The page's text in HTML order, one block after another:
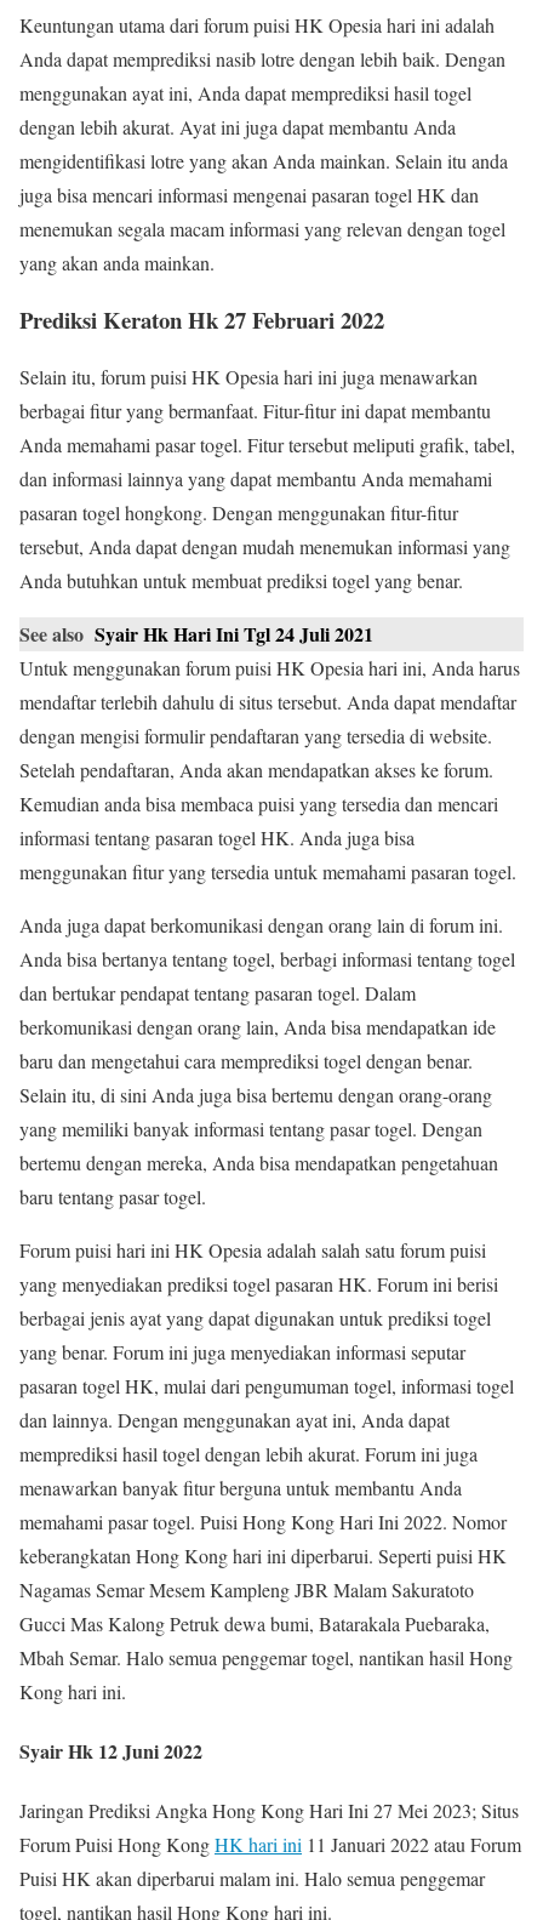
Keuntungan utama dari forum puisi HK Opesia hari ini adalah
Anda dapat memprediksi nasib lotre dengan lebih baik. Dengan
menggunakan ayat ini, Anda dapat memprediksi hasil togel
dengan lebih akurat. Ayat ini juga dapat membantu Anda
mengidentifikasi lotre yang akan Anda mainkan. Selain itu anda
juga bisa mencari informasi mengenai pasaran togel HK dan
menemukan segala macam informasi yang relevan dengan togel
yang akan anda mainkan.
Prediksi Keraton Hk 27 Februari 2022
Selain itu, forum puisi HK Opesia hari ini juga menawarkan
berbagai fitur yang bermanfaat. Fitur-fitur ini dapat membantu
Anda memahami pasar togel. Fitur tersebut meliputi grafik, tabel,
dan informasi lainnya yang dapat membantu Anda memahami
pasaran togel hongkong. Dengan menggunakan fitur-fitur
tersebut, Anda dapat dengan mudah menemukan informasi yang
Anda butuhkan untuk membuat prediksi togel yang benar.
See also Syair Hk Hari Ini Tgl 24 Juli 2021
Untuk menggunakan forum puisi HK Opesia hari ini, Anda harus
mendaftar terlebih dahulu di situs tersebut. Anda dapat mendaftar
dengan mengisi formulir pendaftaran yang tersedia di website.
Setelah pendaftaran, Anda akan mendapatkan akses ke forum.
Kemudian anda bisa membaca puisi yang tersedia dan mencari
informasi tentang pasaran togel HK. Anda juga bisa
menggunakan fitur yang tersedia untuk memahami pasaran togel.
Anda juga dapat berkomunikasi dengan orang lain di forum ini.
Anda bisa bertanya tentang togel, berbagi informasi tentang togel
dan bertukar pendapat tentang pasaran togel. Dalam
berkomunikasi dengan orang lain, Anda bisa mendapatkan ide
baru dan mengetahui cara memprediksi togel dengan benar.
Selain itu, di sini Anda juga bisa bertemu dengan orang-orang
yang memiliki banyak informasi tentang pasar togel. Dengan
bertemu dengan mereka, Anda bisa mendapatkan pengetahuan
baru tentang pasar togel.
Forum puisi hari ini HK Opesia adalah salah satu forum puisi
yang menyediakan prediksi togel pasaran HK. Forum ini berisi
berbagai jenis ayat yang dapat digunakan untuk prediksi togel
yang benar. Forum ini juga menyediakan informasi seputar
pasaran togel HK, mulai dari pengumuman togel, informasi togel
dan lainnya. Dengan menggunakan ayat ini, Anda dapat
memprediksi hasil togel dengan lebih akurat. Forum ini juga
menawarkan banyak fitur berguna untuk membantu Anda
memahami pasar togel. Puisi Hong Kong Hari Ini 2022. Nomor
keberangkatan Hong Kong hari ini diperbarui. Seperti puisi HK
Nagamas Semar Mesem Kampleng JBR Malam Sakuratoto
Gucci Mas Kalong Petruk dewa bumi, Batarakala Puebaraka,
Mbah Semar. Halo semua penggemar togel, nantikan hasil Hong
Kong hari ini.
Syair Hk 12 Juni 2022
Jaringan Prediksi Angka Hong Kong Hari Ini 27 Mei 2023; Situs
Forum Puisi Hong KongHK hari ini 11 Januari 2022 atau Forum
Puisi HK akan diperbarui malam ini. Halo semua penggemar
togel, nantikan hasil Hong Kong hari ini.